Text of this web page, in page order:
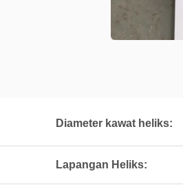
Diameter kawat heliks:
Lapangan Heliks: